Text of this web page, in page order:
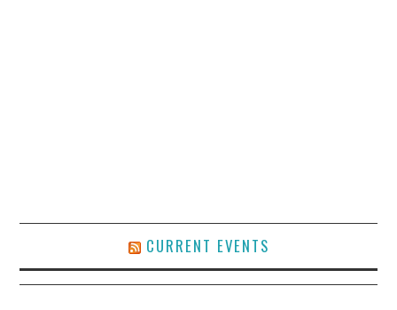
CURRENT EVENTS